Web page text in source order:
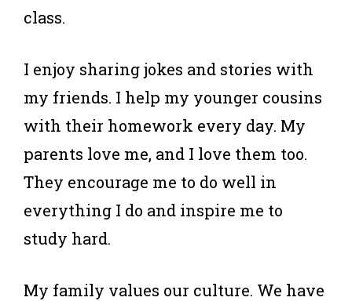
class.
I enjoy sharing jokes and stories with
my friends. I help my younger cousins
with their homework every day. My
parents love me, and I love them too.
They encourage me to do well in
everything I do and inspire me to
study hard.
My family values our culture. We have